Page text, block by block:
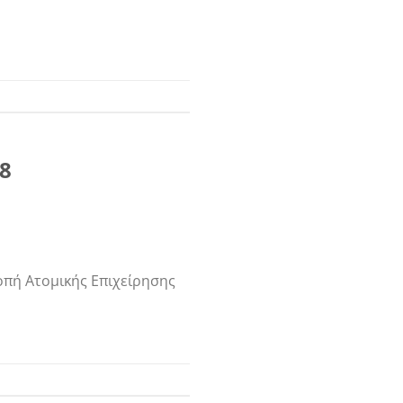
Ατομικής Επιχείρησης